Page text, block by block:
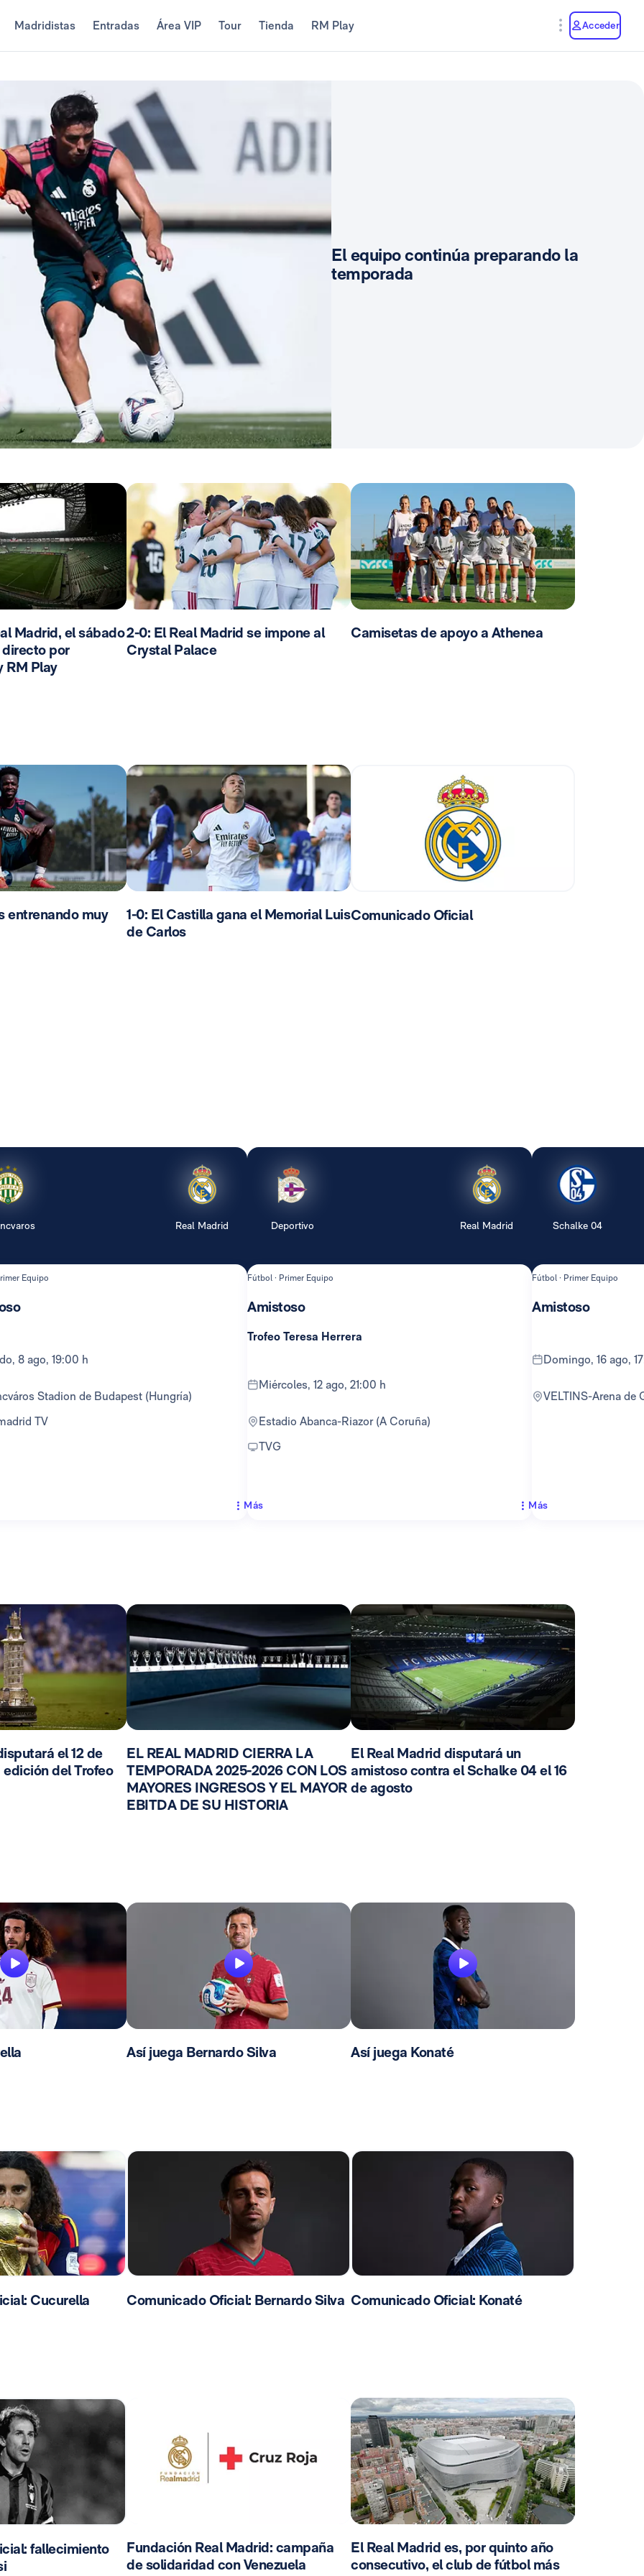
Madridistas Entradas Área VIP Tour Tienda RM Play Acceder
El equipo continúa preparando la
temporada
Madrid, el sábado
directo por
RM Play
2-0: El Real Madrid se impone al
Crystal Palace
Camisetas de apoyo a Athenea
entrenando muy
1-0: El Castilla gana el Memorial Luis
de Carlos
Comunicado Oficial
Real Madrid
Equipo
8 ago, 19:00 h
Stadion de Budapest (Hungría)
TV
Deportivo Real Madrid
Fútbol · Primer Equipo
Amistoso
Trofeo Teresa Herrera
miércoles, 12 ago, 21:00 h
Estadio Abanca-Riazor (A Coruña)
TVG
Más
Schalke 04
Fútbol · Primer Equipo
Amistoso
domingo, 16 ago,
VELTINS-Arena
Más
el 12 de
del Trofeo
EL REAL MADRID CIERRA LA
TEMPORADA 2025-2026 CON LOS
MAYORES INGRESOS Y EL MAYOR
EBITDA DE SU HISTORIA
El Real Madrid disputará un
amistoso contra el Schalke 04 el 16
de agosto
Así juega Bernardo Silva Así juega Konaté
Cucurella Comunicado Oficial: Bernardo Silva Comunicado Oficial: Konaté
fallecimiento
Fundación Real Madrid: campaña
de solidaridad con Venezuela
El Real Madrid es, por quinto año
consecutivo, el club de fútbol más